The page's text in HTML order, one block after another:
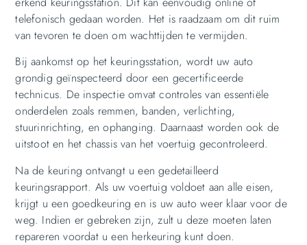
telefonisch gedaan worden. Het is raadzaam om dit ruim
van tevoren te doen om wachttijden te vermijden.
Bij aankomst op het keuringsstation, wordt uw auto
grondig geïnspecteerd door een gecertificeerde
technicus. De inspectie omvat controles van essentiële
onderdelen zoals remmen, banden, verlichting,
stuurinrichting, en ophanging. Daarnaast worden ook de
uitstoot en het chassis van het voertuig gecontroleerd.
Na de keuring ontvangt u een gedetailleerd
keuringsrapport. Als uw voertuig voldoet aan alle eisen,
krijgt u een goedkeuring en is uw auto weer klaar voor de
weg. Indien er gebreken zijn, zult u deze moeten laten
repareren voordat u een herkeuring kunt doen.